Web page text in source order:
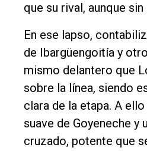
Empresa
Contacto
que su rival, aunque
En ese lapso,
de Ibargüengoitía y
mismo delantero que
sobre la línea, siendo
clara de la etapa. A
suave de Goyeneche y
cruzado, potente que